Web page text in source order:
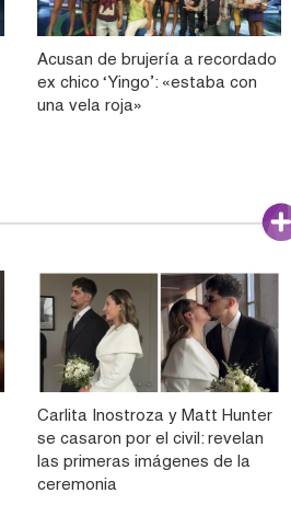
Acusan de brujería a recordado
ex chico ‘Yingo’: «estaba con
una vela roja»
Carlita Inostroza y Matt Hunter
se casaron por el civil: revelan
las primeras imágenes de la
ceremonia